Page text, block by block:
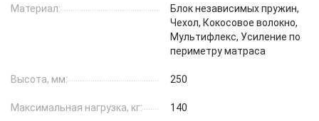
Материал:
Блок независимых пружин,
Чехол, Кокосовое волокно,
Мультифлекс, Усиление по
периметру матраса
Высота, мм: 250
Максимальная нагрузка, кг: 140